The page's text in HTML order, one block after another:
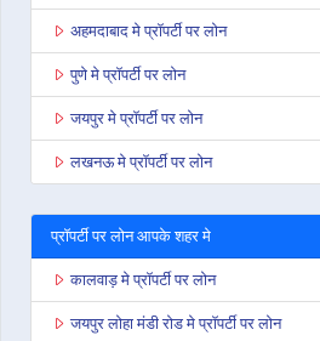
अहमदाबाद मे प्रॉपर्टी पर लोन
पुणे मे प्रॉपर्टी पर लोन
जयपुर मे प्रॉपर्टी पर लोन
लखनऊ मे प्रॉपर्टी पर लोन
प्रॉपर्टी पर लोन आपके शहर मे
कालवाड़ मे प्रॉपर्टी पर लोन
जयपुर लोहा मंडी रोड मे प्रॉपर्टी पर लोन